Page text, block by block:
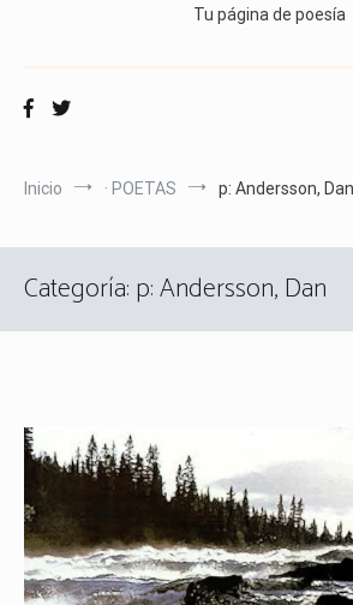
Tu página de poesía
Inicio · POETAS p: Andersson, Dan
Categoría:p: Andersson, Dan